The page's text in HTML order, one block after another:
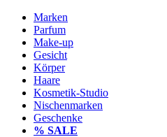
Marken
Parfum
Make-up
Gesicht
Körper
Haare
Kosmetik-Studio
Nischenmarken
Geschenke
% SALE